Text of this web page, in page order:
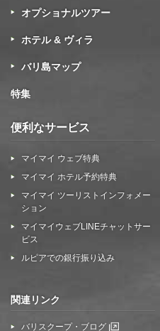
オプショナルツアー
ホテル & ヴィラ
バリ島マップ
特集
便利なサービス
マイマイ ウェブ特典
マイマイ ホテル予約特典
マイマイ ツーリストインフォメー
ション
マイマイウェブLINEチャットサー
ビス
ルピアでの銀行振り込み
関連リンク
バリスクープ・ブログ